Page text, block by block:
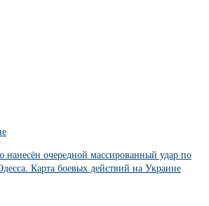
нанесён очередной массированный удар по
Карта боевых действий на Украине